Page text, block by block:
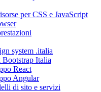
per CSS e JavaScript
system .italia
Italia
React
Angular
di sito e servizi